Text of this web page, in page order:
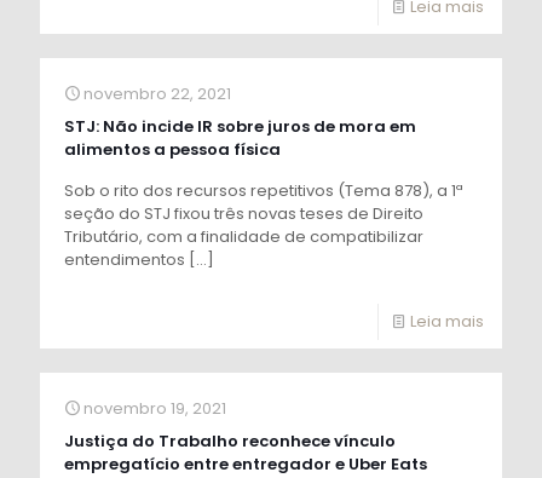
Leia mais
novembro 22, 2021
STJ: Não incide IR sobre juros de mora em
alimentos a pessoa física
Sob o rito dos recursos repetitivos (Tema 878), a 1ª
seção do STJ fixou três novas teses de Direito
Tributário, com a finalidade de compatibilizar
entendimentos […]
Leia mais
novembro 19, 2021
Justiça do Trabalho reconhece vínculo
empregatício entre entregador e Uber Eats